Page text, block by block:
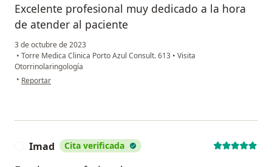
Excelente profesional muy dedicado a la hora
de atender al paciente
3 de octubre de 2023
• Torre Medica Clinica Porto Azul Consult. 613 • Visita
Otorrinolaringología
• en opinión del usuario Yolanis santos
Reportar
Imad Cita verificada